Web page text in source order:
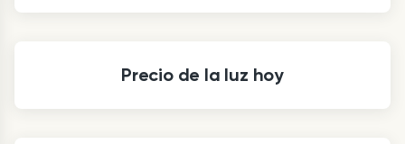
Precio de la luz hoy